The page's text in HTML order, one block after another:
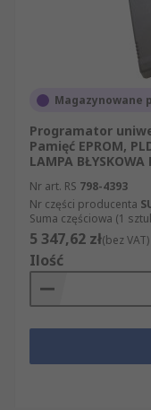
Magazynowane
Programator
Pamięć EPROM,
LAMPA
Nr art. RS 798-4393
Nr części producenta
Suma częściowa (1
5 347,62 zł(bez VAT)
Ilość